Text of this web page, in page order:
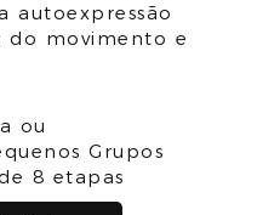
autoexpressão
do movimento e
ou
Grupos
8 etapas